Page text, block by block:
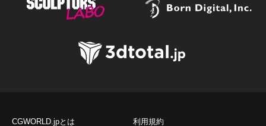
CGWORLD.jpとは 利用規約